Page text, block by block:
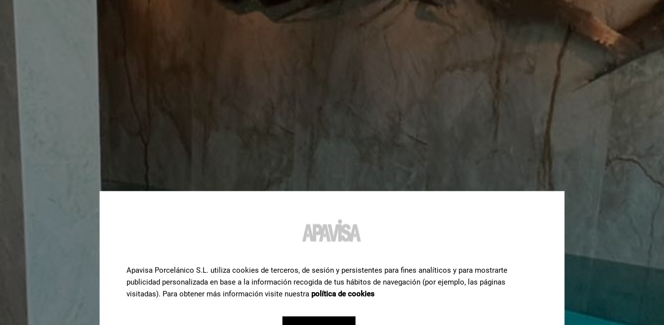
Apavisa Porcelánico S.L. utiliza cookies de terceros, de sesión y persistentes para fines analíticos y para mostrarte
publicidad personalizada en base a la información recogida de tus hábitos de navegación (por ejemplo, las páginas
visitadas). Para obtener más información visite nuestra política de cookies